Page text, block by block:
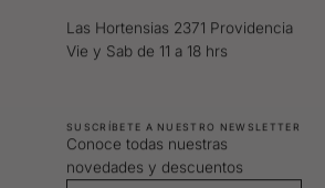
Las Hortensias 2371 Providencia
Vie y Sab de 11 a 18 hrs
SUSCRÍBETE A NUESTRO NEWSLETTER
Conoce todas nuestras
novedades y descuentos